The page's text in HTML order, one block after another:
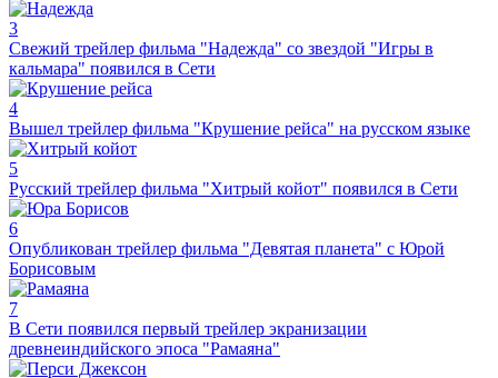
3
Свежий трейлер фильма "Надежда" со звездой "Игры в
кальмара" появился в Сети
4
Вышел трейлер фильма "Крушение рейса" на русском языке
5
Русский трейлер фильма "Хитрый койот" появился в Сети
6
Опубликован трейлер фильма "Девятая планета" с Юрой
Борисовым
7
В Сети появился первый трейлер экранизации
древнеиндийского эпоса "Рамаяна"